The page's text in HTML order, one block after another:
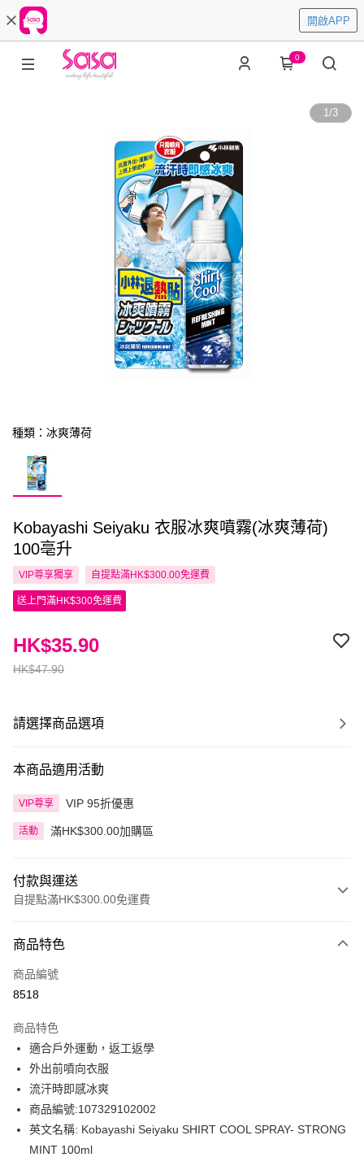
開啟APP
0
1/3
種類：冰爽薄荷
Kobayashi Seiyaku 衣服冰爽噴霧(冰爽薄荷)
100亳升
VIP尊享獨享 自提點滿HK$300.00免運費
送上門滿HK$300免運費
HK$47.90
HK$35.90
請選擇商品選項
本商品適用活動
VIP尊享 VIP 95折優惠
活動 滿HK$300.00加購區
付款與運送
自提點滿HK$300.00免運費
信用卡
Apple Pay
PayMe
WeChat Pay
BoC Pay
送貨方式
商品特色
商品編號
8518
商品特色
適合戶外運動，返工返學
外出前噴向衣服
流汗時即感冰爽
商品編號:107329102002
英文名稱: Kobayashi Seiyaku SHIRT COOL SPRAY- STRONG
MINT 100ml